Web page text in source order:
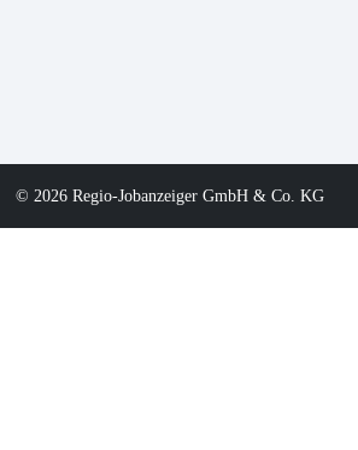
© 2026 Regio-Jobanzeiger GmbH & Co. KG